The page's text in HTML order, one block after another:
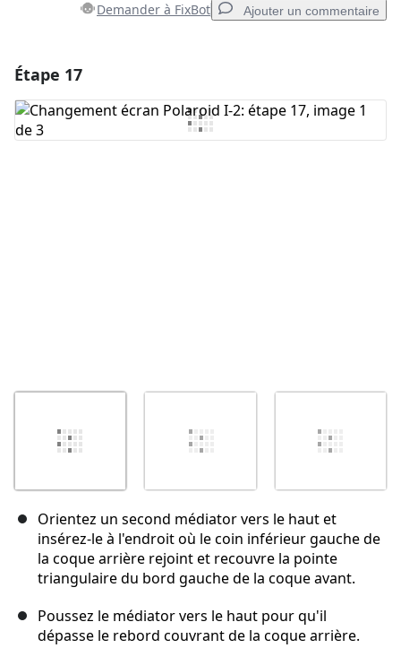
Demander à FixBot Ajouter un commentaire
Ajouter un commentaire
Étape 17
Orientez un second médiator vers le haut et
insérez-le à l'endroit où le coin inférieur gauche de
la coque arrière rejoint et recouvre la pointe
triangulaire du bord gauche de la coque avant.
Poussez le médiator vers le haut pour qu'il
dépasse le rebord couvrant de la coque arrière.